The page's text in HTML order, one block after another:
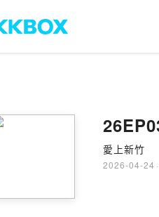
愛上新竹
2026-04-24 ·